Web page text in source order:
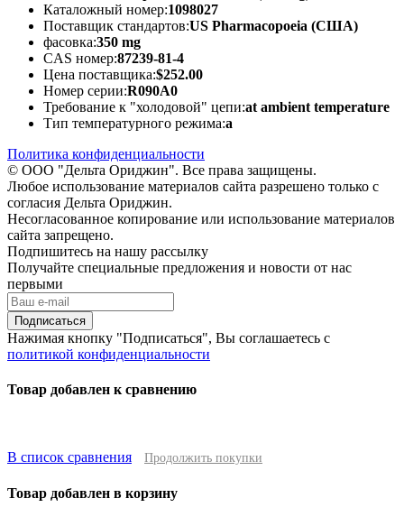
Каталожный номер:1098027
Поставщик стандартов:US Pharmacopoeia (США)
фасовка:350 mg
CAS номер:87239-81-4
Цена поставщика:$252.00
Номер серии:R090A0
Требование к "холодовой" цепи:at ambient temperature
Тип температурного режима:a
Политика конфиденциальности
© ООО "Дельта Ориджин". Все права защищены.
Любое использование материалов сайта разрешено только с
согласия Дельта Ориджин.
Несогласованное копирование или использование материалов
сайта запрещено.
Подпишитесь на нашу рассылку
Получайте специальные предложения и новости от нас
первыми
Подписаться
Нажимая кнопку "Подписаться", Вы соглашаетесь с
политикой конфиденциальности
Товар добавлен к сравнению
В список сравнения Продолжить покупки
Товар добавлен в корзину